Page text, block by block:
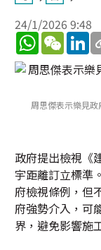
24/1/2026 9:48
WhatsApp
周思傑表示樂見
政府提出檢視《
宇距離訂立標準
府檢視條例，但
府強勢介入，可
界，避免影響施